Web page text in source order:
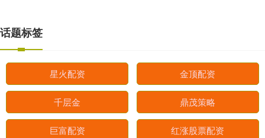
话题标签
星火配资 金顶配资
千层金 鼎茂策略
巨富配资 红涨股票配资